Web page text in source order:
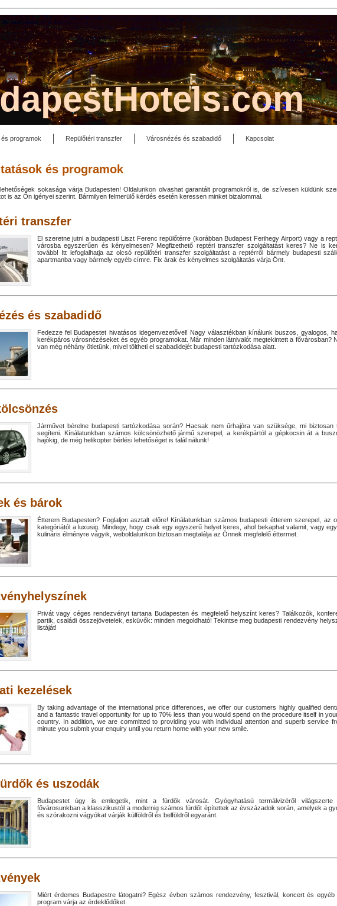
programok Repülőtéri transzfer Városnézés és szabadidő Kapcsolat
és programok
sokasága várja Budapesten! Oldalunkon olvashat garantált programokról is, de szívesen küldünk
is az Ön igényei szerint. Bármilyen felmerülő kérdés esetén keressen minket bizalommal.
transzfer
El szeretne jutni a budapesti Liszt Ferenc repülőtérre (korábban Budapest Ferihegy Airport) vagy a
városba egyszerűen és kényelmesen? Megfizethető reptéri transzfer szolgáltatást keres? Ne is
tovább! Itt lefoglalhatja az olcsó repülőtéri transzfer szolgáltatást a reptérről bármely budapesti
apartmanba vagy bármely egyéb címre. Fix árak és kényelmes szolgáltatás várja Önt.
és szabadidő
Fedezze fel Budapestet hivatásos idegenvezetővel! Nagy választékban kínálunk buszos, gyalogos,
kerékpáros városnézéseket és egyéb programokat. Már minden látnivalót megtekintett a fővárosban?
van még néhány ötletünk, mivel töltheti el szabadidejét budapesti tartózkodása alatt.
Járművet bérelne budapesti tartózkodása során? Hacsak nem űrhajóra van szüksége, mi biztosan
segíteni. Kínálatunkban számos kölcsönözhető jármű szerepel, a kerékpártól a gépkocsin át a
hajókig, de még helikopter bérlési lehetőséget is talál nálunk!
és bárok
Étterem Budapesten? Foglaljon asztalt előre! Kínálatunkban számos budapesti étterem szerepel, az
kategóriától a luxusig. Mindegy, hogy csak egy egyszerű helyet keres, ahol bekaphat valamit, vagy
kulináris élményre vágyik, weboldalunkon biztosan megtalálja az Önnek megfelelő éttermet.
Privát vagy céges rendezvényt tartana Budapesten és megfelelő helyszínt keres? Találkozók,
partik, családi összejövetelek, esküvők: minden megoldható! Tekintse meg budapesti rendezvény
listáját!
kezelések
By taking advantage of the international price differences, we offer our customers highly qualified
and a fantastic travel opportunity for up to 70% less than you would spend on the procedure itself in
country. In addition, we are committed to providing you with individual attention and superb service
minute you submit your enquiry until you return home with your new smile.
és uszodák
Budapestet úgy is emlegetik, mint a fürdők városát. Gyógyhatású termálvizéről világszerte
fővárosunkban a klasszikustól a modernig számos fürdőt építettek az évszázadok során, amelyek a
és szórakozni vágyókat várják külföldről és belföldről egyaránt.
Miért érdemes Budapestre látogatni? Egész évben számos rendezvény, fesztivál, koncert és egyéb
program várja az érdeklődőket.